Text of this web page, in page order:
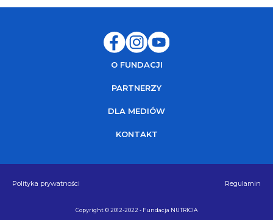
O FUNDACJI
PARTNERZY
DLA MEDIÓW
KONTAKT
Copyright © 2012-2022 - Fundacja NUTRICIA
Polityka prywatności Regulamin